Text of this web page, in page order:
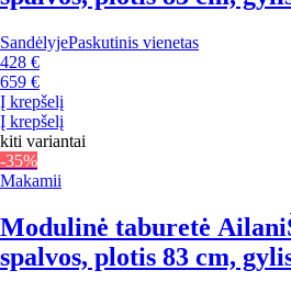
SandėlyjePaskutinis vienetas
428 €
659 €
Į krepšelį
Į krepšelį
kiti variantai
-35%
Makamii
Modulinė taburetė Ailani
spalvos, plotis 83 cm,